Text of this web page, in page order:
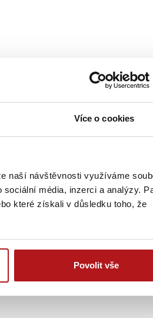
Více o cookies
naší návštěvnosti využíváme
média, inzerci a analýzy.
které získali v důsledku toho, že
Povolit vše
Z DRONU
z dronu přináší do prezentace
může hrát zásadní roli při